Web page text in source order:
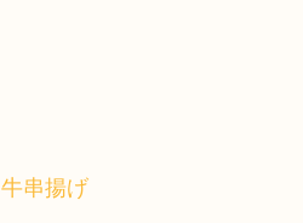
牛串揚げ